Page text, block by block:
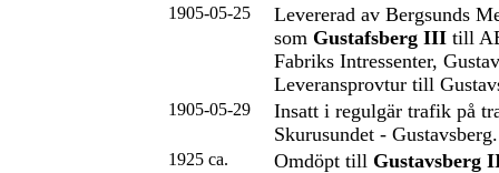
1905-05-25
Levererad av Bergsunds
som Gustafsberg III till
Fabriks Intressenter,
Leveransprovtur till
1905-05-29
Insatt i regulgär trafik på
Skurusundet - Gustavsberg.
1925 ca. Omdöpt till Gustavsberg